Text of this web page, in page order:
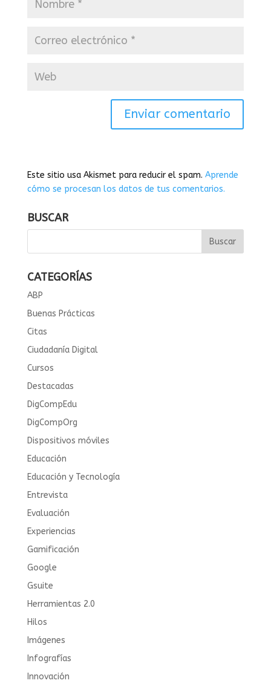
Este sitio usa Akismet para reducir el spam. Aprende
cómo se procesan los datos de tus comentarios.
BUSCAR
CATEGORÍAS
ABP
Buenas Prácticas
Citas
Ciudadanía Digital
Cursos
Destacadas
DigCompEdu
DigCompOrg
Dispositivos móviles
Educación
Educación y Tecnología
Entrevista
Evaluación
Experiencias
Gamificación
Google
Gsuite
Herramientas 2.0
Hilos
Imágenes
Infografías
Innovación